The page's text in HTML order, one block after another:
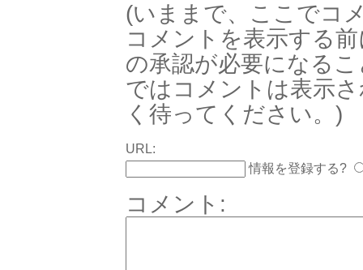
(いままで、ここでコ
コメントを表示する
の承認が必要になる
ではコメントは表示
く待ってください。)
URL:
情報を登録する?
コメント: